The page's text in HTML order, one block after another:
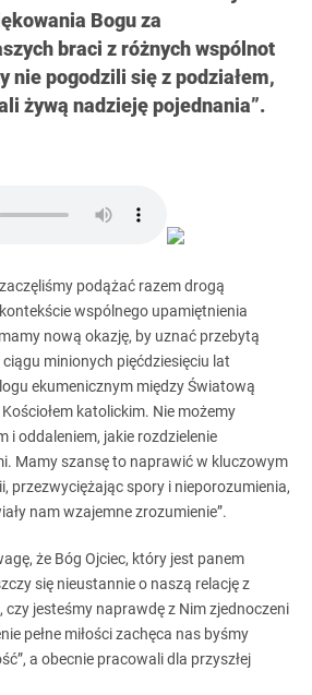
Bogu za
braci z różnych wspólnot
nie pogodzili się z podziałem,
żywą nadzieję pojednania”.
podążać razem drogą
wspólnego upamiętnienia
nową okazję, by uznać przebytą
minionych pięćdziesięciu lat
ekumenicznym między Światową
katolickim. Nie możemy
i oddaleniem, jakie rozdzielenie
Mamy szansę to naprawić w kluczowym
przezwyciężając spory i nieporozumienia,
nam wzajemne zrozumienie”.
że Bóg Ojciec, który jest panem
się nieustannie o naszą relację z
czy jesteśmy naprawdę z Nim zjednoczeni
pełne miłości zachęca nas byśmy
a obecnie pracowali dla przyszłej